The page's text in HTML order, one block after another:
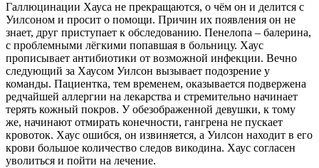
Галлюцинации Хауса не прекращаются, о чём он и делится с
Уилсоном и просит о помощи. Причин их появления он не
знает, друг приступает к обследованию. Пенелопа – балерина,
с проблемными лёгкими попавшая в больницу. Хаус
прописывает антибиотики от возможной инфекции. Вечно
следующий за Хаусом Уилсон вызывает подозрение у
команды. Пациентка, тем временем, оказывается подвержена
редчайшей аллергии на лекарства и стремительно начинает
терять кожный покров. У обезображенной девушки, к тому
же, начинают отмирать конечности, гангрена не пускает
кровоток. Хаус ошибся, он извиняется, а Уилсон находит в его
крови большое количество следов викодина. Хаус согласен
уволиться и пойти на лечение.